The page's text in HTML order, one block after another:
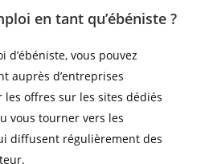
en tant qu’ébéniste ?
vous pouvez
auprès d’entreprises
les offres sur les sites dédiés
vous tourner vers les
diffusent régulièrement des